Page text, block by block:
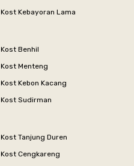
Kost Kebayoran Lama
Kost Benhil
Kost Menteng
Kost Kebon Kacang
Kost Sudirman
Kost Tanjung Duren
Kost Cengkareng